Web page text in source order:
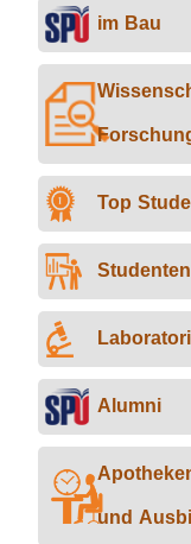
im Bau
Top
Alumni
und